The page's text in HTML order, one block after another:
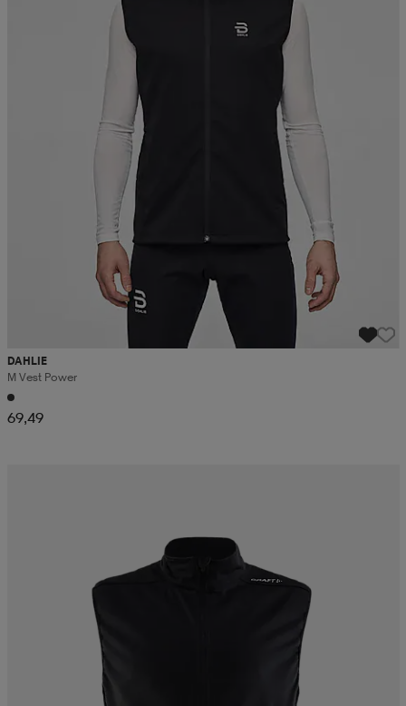
DAHLIE
M Vest Power
69,49